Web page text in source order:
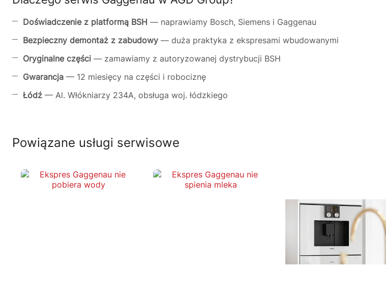
Doświadczenie z platformą BSH — naprawiamy Bosch, Siemens i Gaggenau
Bezpieczny demontaż z zabudowy — duża praktyka z ekspresami wbudowanymi
Oryginalne części — zamawiamy z autoryzowanej dystrybucji BSH
Gwarancja — 12 miesięcy na części i robociznę
Łódź — Al. Włókniarzy 234A, obsługa woj. łódzkiego
Powiązane usługi serwisowe